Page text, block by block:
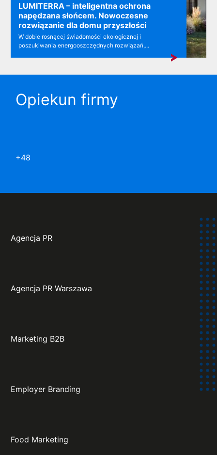
LUMITERRA – inteligentna ochrona
napędzana słońcem. Nowoczesne
rozwiązanie dla domu przyszłości
W dobie rosnącej świadomości ekologicznej i
poszukiwania energooszczędnych rozwiązań,...
Opiekun firmy
+48
Agencja PR
Agencja PR Warszawa
Marketing B2B
Employer Branding
Food Marketing